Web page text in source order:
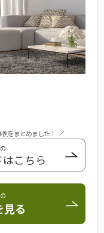
をまとめました！
こちら
見る